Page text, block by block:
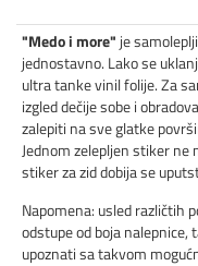
"Medo i more" je
jednostavno. Lako se
ultra tanke vinil folije. Za
izgled dečije sobe i
zalepiti na sve glatke
Jednom zelepljen stiker ne
stiker za zid dobija se
Napomena: usled različtih
odstupe od boja nalepnice,
upoznati sa takvom